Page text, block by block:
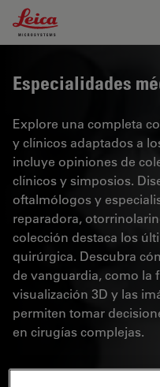
Leica Microsystems Logo
Especialidades
Explore una completa
y clínicos adaptados a
incluye opiniones de
clínicos y simposios.
oftalmólogos y
reparadora,
colección destaca los
quirúrgica. Descubra
de vanguardia, como la
visualización 3D y las
permiten tomar
en cirugías complejas.